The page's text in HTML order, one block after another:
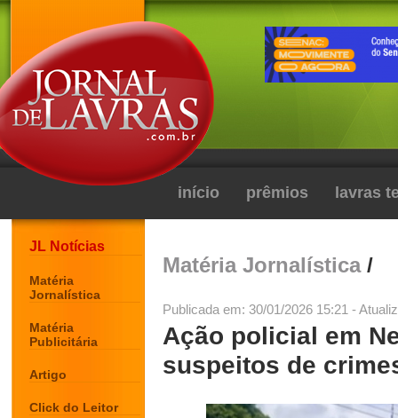
início prêmios lavras
JL Notícias
Matéria
Jornalística
Matéria
Publicitária
Artigo
Click do Leitor
Matéria Jornalística/
Publicada em: 30/01/2026 15:21 -
Ação policial em
suspeitos de